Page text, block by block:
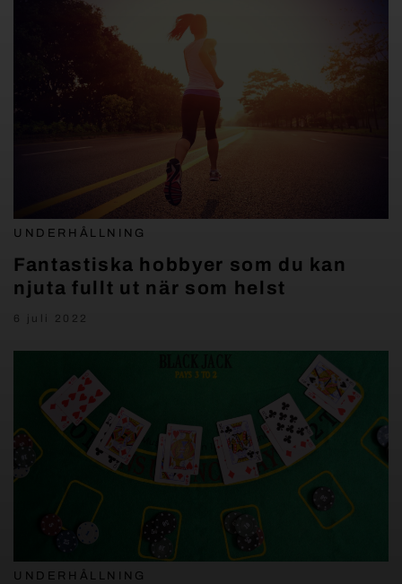
UNDERHÅLLNING
Fantastiska hobbyer som du kan
njuta fullt ut när som helst
6 juli 2022
UNDERHÅLLNING